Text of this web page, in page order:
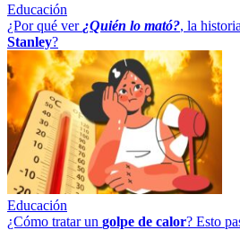
Educación
¿Por qué ver ¿Quién lo mató?, la
Stanley?
Educación
¿Cómo tratar un golpe de calor? Esto